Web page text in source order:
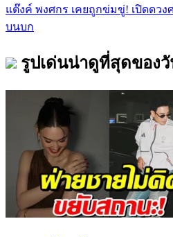
แต๊งค์ พงศกร เคยถูกข่มขู่! เปิดดวง
บนบก
รูปเด่นน่าดูที่สุดของ